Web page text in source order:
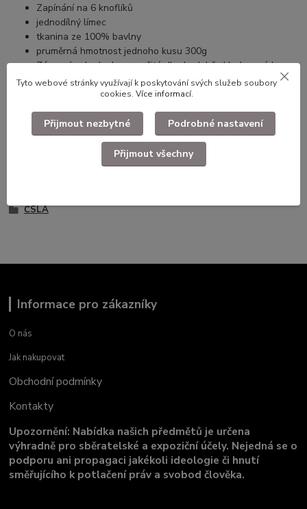
Zapínání na 6 knoflíků
jednodílný límec
tkanina ze 100% bavlny
pruměrná hmotnost jednoho kusu 300g
Zánovní nebo lechce použité dlouhodobě skladované kusy.
Použité dlouhodobě skladované zboží. Ilustrační foto.
Zboží zařazeno v kategoriích
ČSLA
Informace pro zákazníky
O nás
Jak nakupovat
Obchodní podmínky
Kontakty
Upozornění: Nabídka našich předmětů je určena
výhradně pro sběratelské a expoziční účely. Nejedná se o
podporu ani propagaci jakékoli ideologie či hnutí
směřujícího k potlačení práv a svobod člověka.
Tyto webové stránky využívají k poskytování svých služeb soubory
cookies. Více informací.
Přijmout nezbytné Podrobné nastavení
Přijmout všechny